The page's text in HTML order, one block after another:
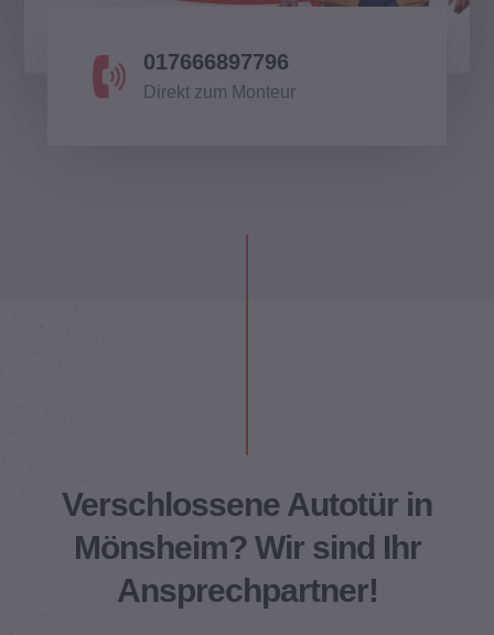
017666897796
Direkt zum Monteur
Verschlossene Autotür in
Mönsheim? Wir sind Ihr
Ansprechpartner!